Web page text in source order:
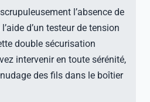
l’absence de
d’un testeur de tension
double sécurisation
intervenir en toute sérénité,
des fils dans le boîtier